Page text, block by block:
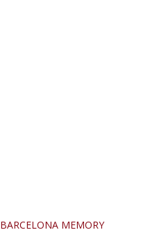
BARCELONA MEMORY